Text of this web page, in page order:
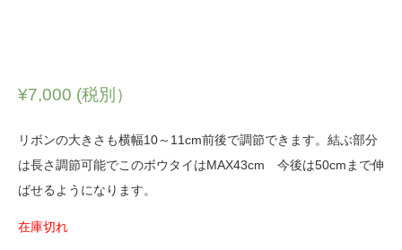
¥7,000 (税別）
リボンの大きさも横幅10～11cm前後で調節できます。結ぶ部分
は長さ調節可能でこのボウタイはMAX43cm 今後は50cmまで伸
ばせるようになります。
在庫切れ